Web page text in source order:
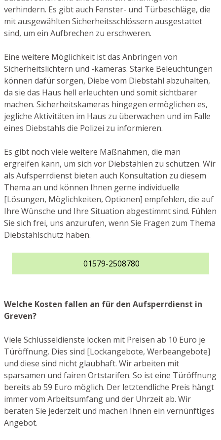
verhindern. Es gibt auch Fenster- und Türbeschläge, die
mit ausgewählten Sicherheitsschlössern ausgestattet
sind, um ein Aufbrechen zu erschweren.
Eine weitere Möglichkeit ist das Anbringen von
Sicherheitslichtern und -kameras. Starke Beleuchtungen
können dafür sorgen, Diebe vom Diebstahl abzuhalten,
da sie das Haus hell erleuchten und somit sichtbarer
machen. Sicherheitskameras hingegen ermöglichen es,
jegliche Aktivitäten im Haus zu überwachen und im Falle
eines Diebstahls die Polizei zu informieren.
Es gibt noch viele weitere Maßnahmen, die man
ergreifen kann, um sich vor Diebstählen zu schützen. Wir
als Aufsperrdienst bieten auch Konsultation zu diesem
Thema an und können Ihnen gerne individuelle
[Lösungen, Möglichkeiten, Optionen] empfehlen, die auf
Ihre Wünsche und Ihre Situation abgestimmt sind. Fühlen
Sie sich frei, uns anzurufen, wenn Sie Fragen zum Thema
Diebstahlschutz haben.
01579-2508780
Welche Kosten fallen an für den Aufsperrdienst in
Greven?
Viele Schlüsseldienste locken mit Preisen ab 10 Euro je
Türöffnung. Dies sind [Lockangebote, Werbeangebote]
und diese sind nicht glaubhaft. Wir arbeiten mit
sparsamen und fairen Ortstarifen. So ist eine Türöffnung
bereits ab 59 Euro möglich. Der letztendliche Preis hängt
immer vom Arbeitsumfang und der Uhrzeit ab. Wir
beraten Sie jederzeit und machen Ihnen ein vernünftiges
Angebot.